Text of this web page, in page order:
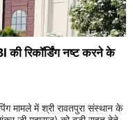
की रिकॉर्डिंग नष्ट करने के
मामले में श्री रावतपुरा संस्थान के